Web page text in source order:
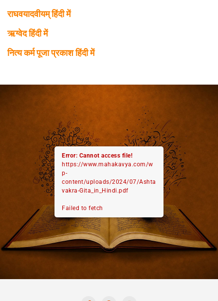
राघवयादवीयम् हिंदी में
ऋग्वेद हिंदी में
नित्य कर्म पूजा प्रकाश हिंदी में
Error: Cannot access file!
https://www.mahakavya.com/w
p-
content/uploads/2024/07/Ashta
vakra-Gita_in_Hindi.pdf
Failed to fetch